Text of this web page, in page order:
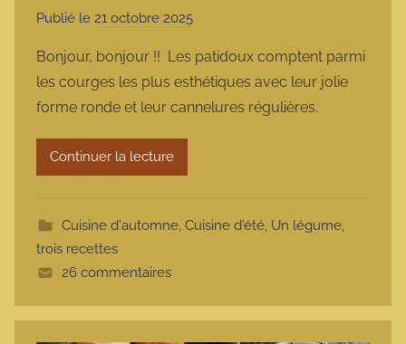
Publié le 21 octobre 2025
r
m
a
t
Bonjour, bonjour !! Les patidoux comptent parmi
les courges les plus esthétiques avec leur jolie
forme ronde et leur cannelures régulières.
Continuer la lecture
Cuisine d'automne, Cuisine d'été, Un légume,
trois recettes
26 commentaires